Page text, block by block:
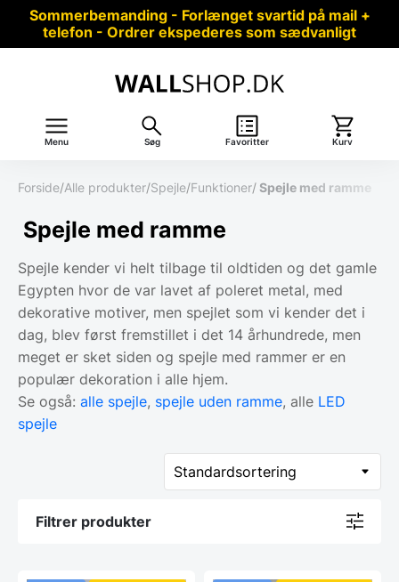
Sommerbemanding - Forlænget svartid på mail +
telefon - Ordrer ekspederes som sædvanligt
Menu Søg Favoritter Kurv
Forside/Alle produkter/Spejle/Funktioner/Spejle med ramme
Spejle med ramme
Spejle kender vi helt tilbage til oldtiden og det gamle
Egypten hvor de var lavet af poleret metal, med
dekorative motiver, men spejlet som vi kender det i
dag, blev først fremstillet i det 14 århundrede, men
meget er sket siden og spejle med rammer er en
populær dekoration i alle hjem.
Se også: alle spejle, spejle uden ramme, alle LED
spejle
Filtrer produkter